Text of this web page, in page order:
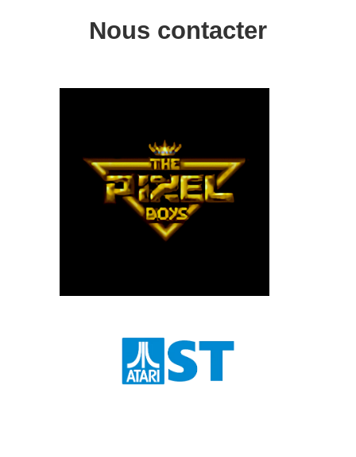
Nous contacter